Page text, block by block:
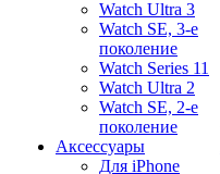
Watch Ultra 3
Watch SE, 3-е
поколение
Watch Series 11
Watch Ultra 2
Watch SE, 2-е
поколение
Аксессуары
Для iPhone